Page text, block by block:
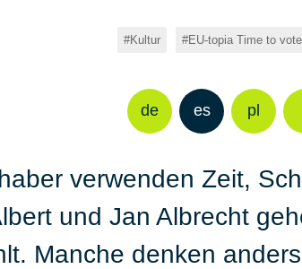
Kultur EU-topia Time to vote
de es pl
verwenden Zeit,
und Jan Albrecht
Manche denken